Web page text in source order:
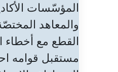
المؤسّسات
والمعاهد
القطع مع أخطاء
مستقبل قوامه